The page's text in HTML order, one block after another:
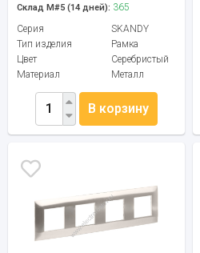
Склад М#5 (14 дней): 365
Серия
SKANDY
Тип изделия
Рамка
Цвет
Серебристый
Материал
Металл
В корзину